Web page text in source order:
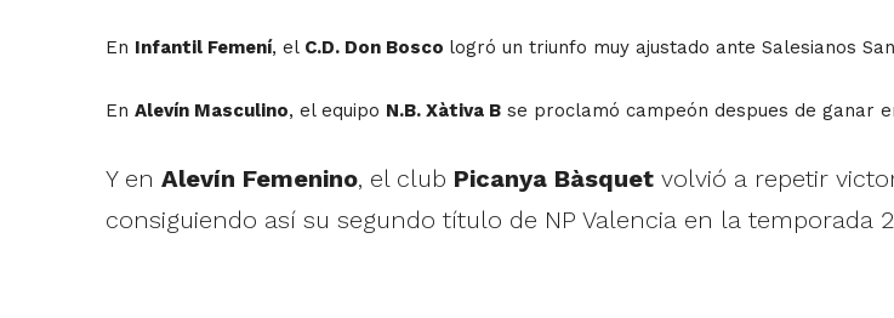
En Infantil Femení, el C.D. Don Bosco logró un triunfo muy ajustado ante Salesianos
En Alevín Masculino, el equipo N.B. Xàtiva Bse proclamó campeón despues de ganar
Y en Alevín Femenino, el club Picanya Bàsquet volvió a repetir
consiguiendo así su segundo título de NP Valencia en la temporada